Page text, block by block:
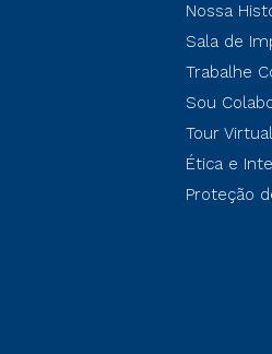
Nossa
Sala de
Trabalhe
Sou
Tour Virtual
Ética e
Proteção